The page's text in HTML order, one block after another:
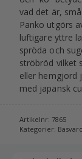
vad det är,
Panko utgörs
luftigare yttre
spröda och
ströbröd vilket
eller hemgjord
med japansk
Artikelnr: 7865
Kategorier: